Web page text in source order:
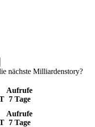
nächste Milliardenstory?
Aufrufe
7 Tage
Aufrufe
7 Tage